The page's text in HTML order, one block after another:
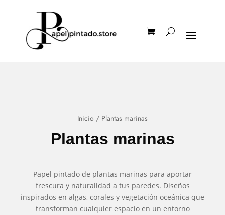
Inicio / Plantas marinas
Plantas marinas
Papel pintado de plantas marinas para aportar
frescura y naturalidad a tus paredes. Diseños
inspirados en algas, corales y vegetación oceánica que
transforman cualquier espacio en un entorno